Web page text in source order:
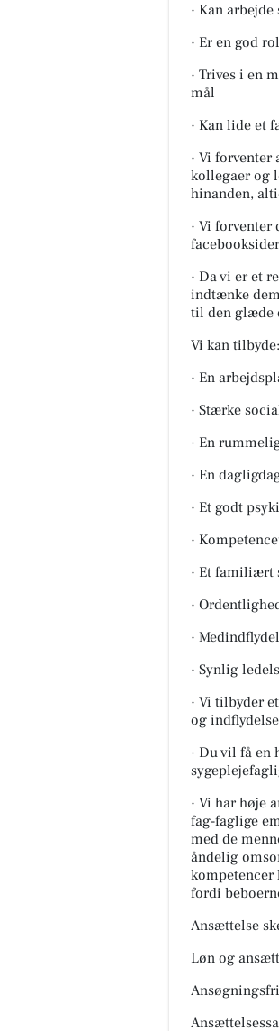
· Kan
· Er en god
· Trives i en
mål
· Kan lide et
· Vi
kollegaer og
hinanden,
· Vi
· Da vi er et
indtænke
til den glæde
Vi kan tilbyde:
· En
· Stærke
· En
· En
· Et godt
·
· Et familiært
·
·
· Synlig
· Vi tilbyder
og
· Du vil få
· Vi har høje
fag-faglige
med de
åndelig
kompetencer
fordi
Ansættelse
Løn og